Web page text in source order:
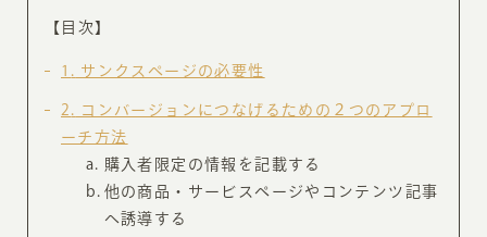
【目次】
1 サンクスページの必要性
2
コンバージョンにつなげるための２つのアプロ
ーチ方法
購入者限定の情報を記載する
他の商品・サービスページやコンテンツ記事
へ誘導する